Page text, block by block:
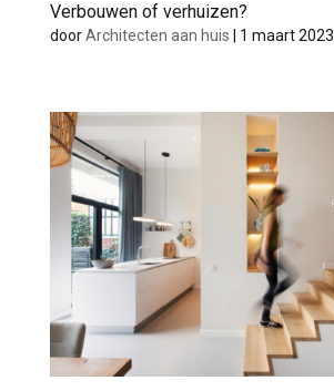
Verbouwen of verhuizen?
doorArchitecten aan huis 1 maart 2023